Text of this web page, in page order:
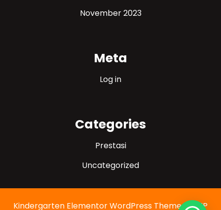
November 2023
Meta
Log in
Categories
Prestasi
Uncategorized
Kindergarten Elementor WordPress ThemeBy WP